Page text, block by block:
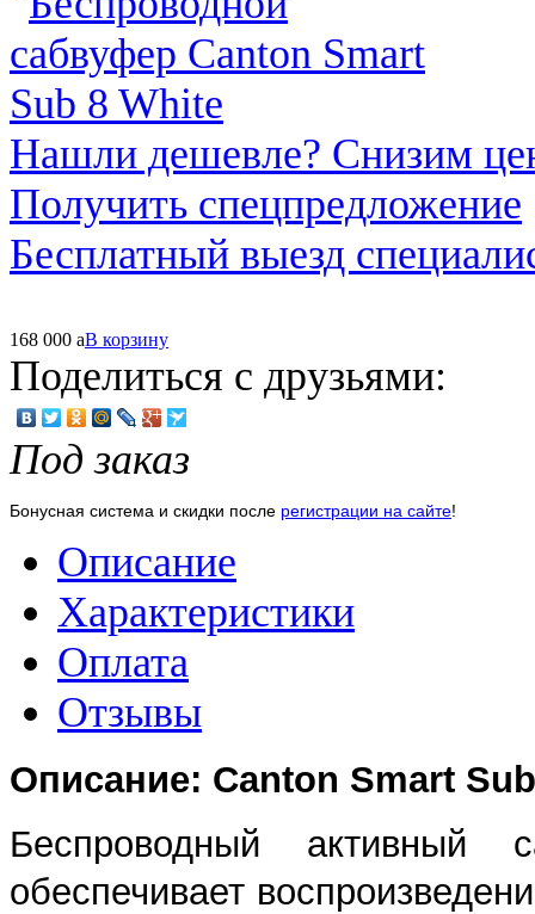
Нашли дешевле? Снизим
Получить спецпредложение
Бесплатный выезд
168 000 aВ корзину
Поделиться с друзьями:
Под заказ
Бонусная система и скидки после регистрации на сайте!
Описание
Характеристики
Оплата
Отзывы
Описание: Canton Smart
Беспроводный
обеспечивает